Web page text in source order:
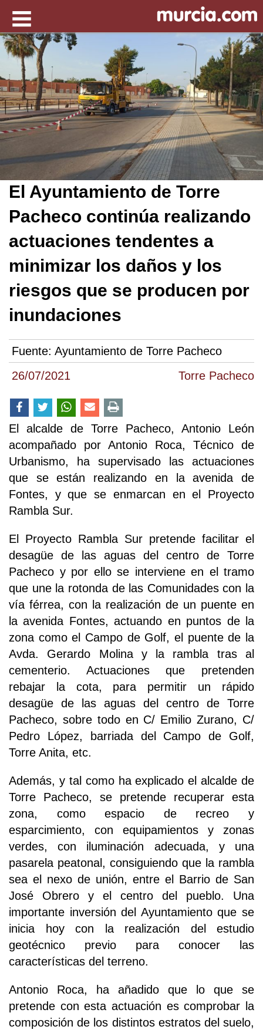
26/07/2021 Torre Pacheco
El Ayuntamiento de Torre
Pacheco continúa realizando
actuaciones tendentes a
minimizar los daños y los
riesgos que se producen por
inundaciones
Fuente: Ayuntamiento de Torre Pacheco
El alcalde de Torre Pacheco, Antonio León
acompañado por Antonio Roca, Técnico de
Urbanismo, ha supervisado las actuaciones
que se están realizando en la avenida de
Fontes, y que se enmarcan en el Proyecto
Rambla Sur.
El Proyecto Rambla Sur pretende facilitar el
desagüe de las aguas del centro de Torre
Pacheco y por ello se interviene en el tramo
que une la rotonda de las Comunidades con la
vía férrea, con la realización de un puente en
la avenida Fontes, actuando en puntos de la
zona como el Campo de Golf, el puente de la
Avda. Gerardo Molina y la rambla tras al
cementerio. Actuaciones que pretenden
rebajar la cota, para permitir un rápido
desagüe de las aguas del centro de Torre
Pacheco, sobre todo en C/ Emilio Zurano, C/
Pedro López, barriada del Campo de Golf,
Torre Anita, etc.
Además, y tal como ha explicado el alcalde de
Torre Pacheco, se pretende recuperar esta
zona, como espacio de recreo y
esparcimiento, con equipamientos y zonas
verdes, con iluminación adecuada, y una
pasarela peatonal, consiguiendo que la rambla
sea el nexo de unión, entre el Barrio de San
José Obrero y el centro del pueblo. Una
importante inversión del Ayuntamiento que se
inicia hoy con la realización del estudio
geotécnico previo para conocer las
características del terreno.
Antonio Roca, ha añadido que lo que se
pretende con esta actuación es comprobar la
composición de los distintos estratos del suelo,